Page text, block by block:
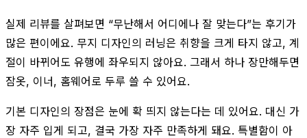
실제 리뷰를 살펴보면 “무난해서 어디에나 잘 맞는다”는 후기가
많은 편이에요. 무지 디자인의 러닝은 취향을 크게 타지 않고, 계
절이 바뀌어도 유행에 좌우되지 않아요. 그래서 하나 장만해두면
잠옷, 이너, 홈웨어로 두루 쓸 수 있어요.
기본 디자인의 장점은 눈에 확 띄지 않는다는 데 있어요. 대신 가
장 자주 입게 되고, 결국 가장 자주 만족하게 돼요. 특별함이 아